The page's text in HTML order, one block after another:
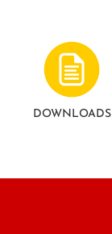
DOWNLOADS